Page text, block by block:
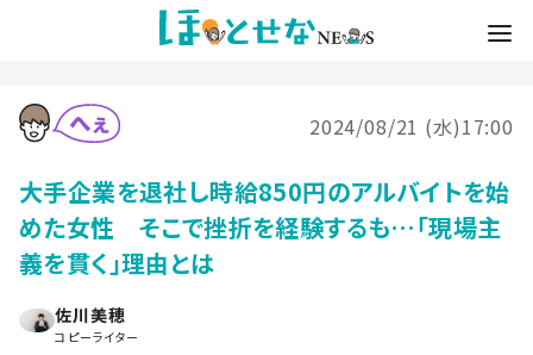
2024/08/21 (水)17:00
大手企業を退社し時給850円のアルバイトを始
めた女性 そこで挫折を経験するも…「現場主
義を貫く」理由とは
佐川美穂
コピーライター